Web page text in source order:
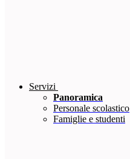
Servizi
Panoramica
Personale scolastico
Famiglie e studenti